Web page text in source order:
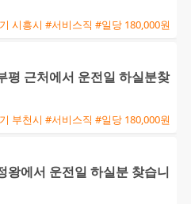
시흥시 #서비스직 #일당 180,000원
평 근처에서 운전일 하실분찾
부천시 #서비스직 #일당 180,000원
왕에서 운전일 하실분 찾습니